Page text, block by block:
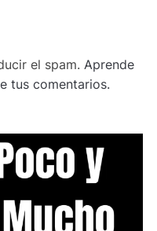
el spam. Aprende
tus comentarios.